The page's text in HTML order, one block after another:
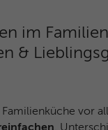
im
&
vor